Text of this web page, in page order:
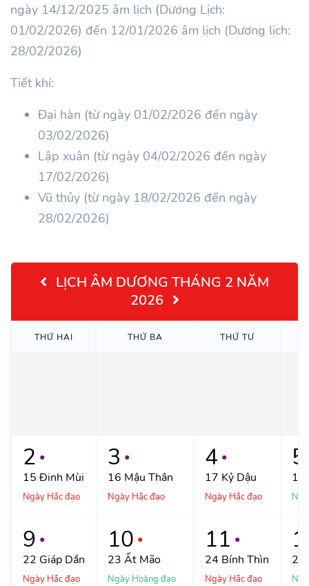
ngày 14/12/2025 âm lịch (Dương Lịch:
01/02/2026) đến 12/01/2026 âm lịch (Dương lịch:
28/02/2026)
Tiết khí:
Đại hàn (từ ngày 01/02/2026 đến ngày
03/02/2026)
Lập xuân (từ ngày 04/02/2026 đến ngày
17/02/2026)
Vũ thủy (từ ngày 18/02/2026 đến ngày
28/02/2026)
LỊCH ÂM DƯƠNG THÁNG 2 NĂM
2026
THỨ HAI THỨBA THỨTƯ
2 ●
15 Đinh Mùi
Ngày Hắc đạo
3 ●
16 Mậu Thân
Ngày Hắc đạo
4 ●
17 Kỷ Dậu
Ngày Hắc đạo
5
18
9 ●
22 Giáp Dần
Ngày Hắc đạo
10 ●
23 Ất Mão
Ngày Hoàng đạo
11 ●
24 Bính Thìn
Ngày Hắc đạo
25